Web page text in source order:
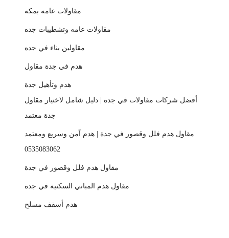
مقاولات عامه بمكه
مقاولات عامه وتشطيبات جده
مقاولين بناء في جده
هدم في جدة مقاول
هدم وتأهيل جدة
أفضل شركات مقاولات في جدة | دليل شامل لاختيار مقاول
جدة معتمد
مقاول هدم فلل وقصور في جدة | هدم آمن وسريع ومعتمد
0535083062
مقاول هدم فلل وقصور في جدة
مقاول هدم المباني السكنية في جدة
هدم أسقف مسلح